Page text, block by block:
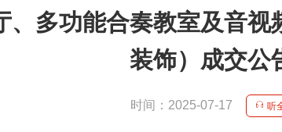
、多功能合奏教室及音视
装饰）成交公
时间：2025-07-17 听